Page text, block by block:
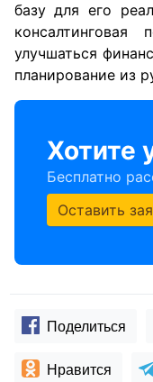
базу для его
улучшаться
планирование из
Хотите
Бесплатно
Оставить
Поделиться
Нравится